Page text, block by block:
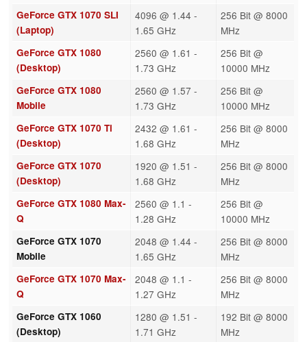
GeForce GTX 1070 SLI
(Laptop)
4096 @ 1.44 -
1.65 GHz
256 Bit @ 8000
MHz
GeForce GTX 1080
(Desktop)
2560 @ 1.61 -
1.73 GHz
256 Bit @
10000 MHz
GeForce GTX 1080
Mobile
2560 @ 1.57 -
1.73 GHz
256 Bit @
10000 MHz
GeForce GTX 1070 Ti
(Desktop)
2432 @ 1.61 -
1.68 GHz
256 Bit @ 8000
MHz
GeForce GTX 1070
(Desktop)
1920 @ 1.51 -
1.68 GHz
256 Bit @ 8000
MHz
GeForce GTX 1080 Max-
Q
2560 @ 1.1 -
1.28 GHz
256 Bit @
10000 MHz
GeForce GTX 1070
Mobile
2048 @ 1.44 -
1.65 GHz
256 Bit @ 8000
MHz
GeForce GTX 1070 Max-
Q
2048 @ 1.1 -
1.27 GHz
256 Bit @ 8000
MHz
GeForce GTX 1060
(Desktop)
1280 @ 1.51 -
1.71 GHz
192 Bit @ 8000
MHz